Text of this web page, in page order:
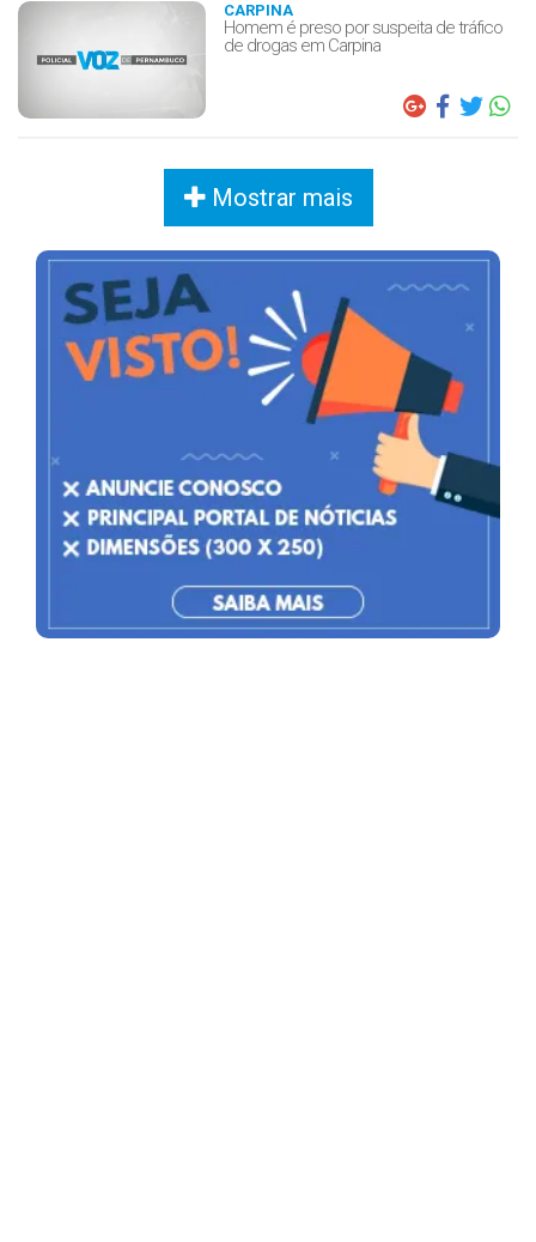
CARPINA
Homem é preso por suspeita de tráfico
de drogas em Carpina
Mostrar mais